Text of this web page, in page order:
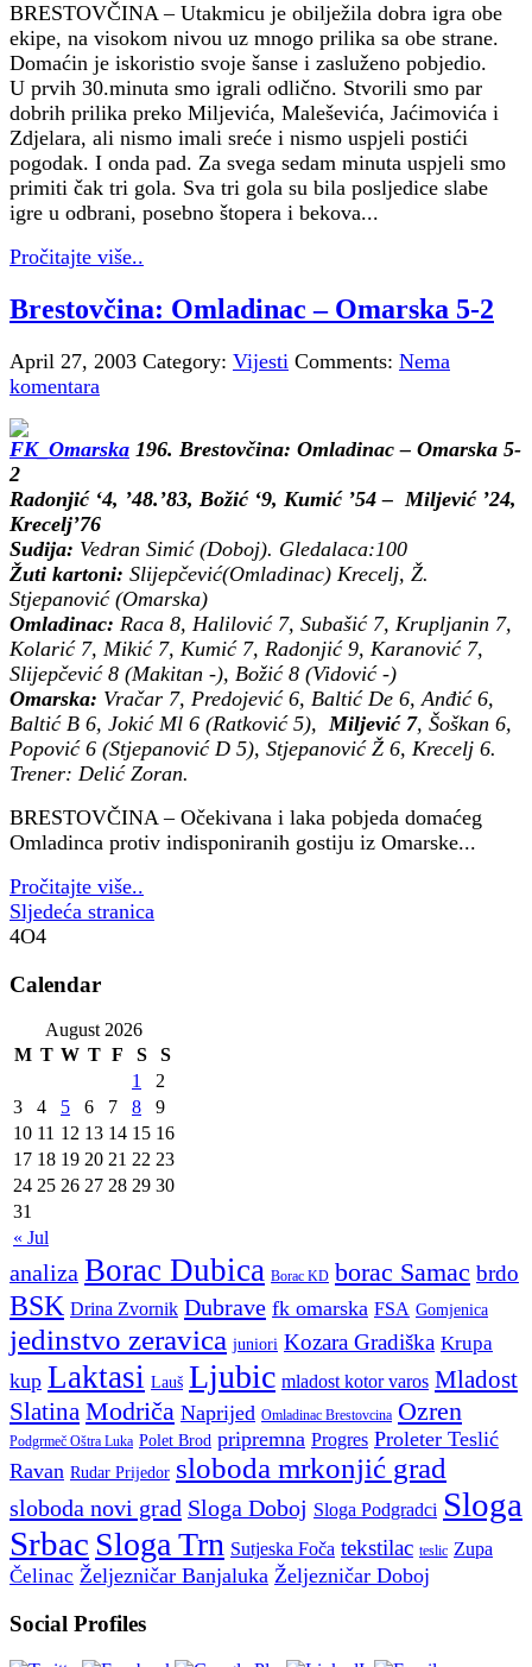
BRESTOVČINA – Utakmicu je obilježila dobra igra obe
ekipe, na visokom nivou uz mnogo prilika sa obe strane.
Domaćin je iskoristio svoje šanse i zasluženo pobjedio.
U prvih 30.minuta smo igrali odlično. Stvorili smo par
dobrih prilika preko Miljevića, Maleševića, Jaćimovića i
Zdjelara, ali nismo imali sreće i nismo uspjeli postići
pogodak. I onda pad. Za svega sedam minuta uspjeli smo
primiti čak tri gola. Sva tri gola su bila posljedice slabe
igre u odbrani, posebno štopera i bekova...
Pročitajte više..
Brestovčina: Omladinac – Omarska 5-2
April 27, 2003 Category: Vijesti Comments: Nema
komentara
196. Brestovčina: Omladinac – Omarska 5-
2
Radonjić ‘4, ’48.’83, Božić ‘9, Kumić ’54 – Miljević ’24,
Krecelj’76
Sudija: Vedran Simić (Doboj). Gledalaca:100
Žuti kartoni: Slijepčević(Omladinac) Krecelj, Ž.
Stjepanović (Omarska)
Omladinac: Raca 8, Halilović 7, Subašić 7, Krupljanin 7,
Kolarić 7, Mikić 7, Kumić 7, Radonjić 9, Karanović 7,
Slijepčević 8 (Makitan -), Božić 8 (Vidović -)
Omarska: Vračar 7, Predojević 6, Baltić De 6, Anđić 6,
Baltić B 6, Jokić Ml 6 (Ratković 5), Miljević 7, Šoškan 6,
Popović 6 (Stjepanović D 5), Stjepanović Ž 6, Krecelj 6.
Trener: Delić Zoran.
BRESTOVČINA – Očekivana i laka pobjeda domaćeg
Omladinca protiv indisponiranih gostiju iz Omarske...
Pročitajte više..
Sljedeća stranica
4O4
Calendar
August 2026
M T W T F S S
« Jul
1
2
3
4 5 6 7 8
9
10 11 12 13 14 15 16
17 18 19 20 21 22 23
24 25 26 27 28 29 30
31
analiza Borac Dubica Borac KD borac Samac brdo
BSK Drina Zvornik Dubrave fk omarska FSA Gomjenica
jedinstvo zeravica juniori Kozara Gradiška Krupa
kup Laktasi Lauš Ljubic mladost kotor varos Mladost
Slatina Modriča Naprijed Omladinac Brestovcina Ozren
Podgrmeč Oštra Luka Polet Brod pripremna Progres Proleter Teslić
Ravan Rudar Prijedor sloboda mrkonjić grad
sloboda novi grad Sloga Doboj Sloga Podgradci Sloga
Srbac Sloga Trn Sutjeska Foča tekstilac teslic Zupa
Čelinac Željezničar Banjaluka Željezničar Doboj
Social Profiles